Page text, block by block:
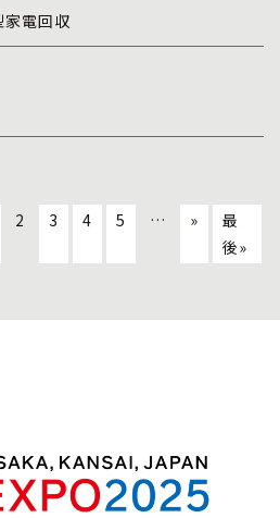
家電回収
2 3 4 5 … »
最
後»